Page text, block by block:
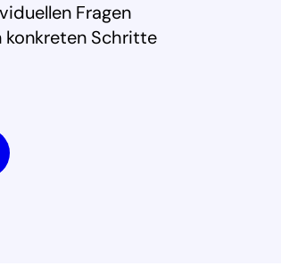
Fragen
konkreten Schritte